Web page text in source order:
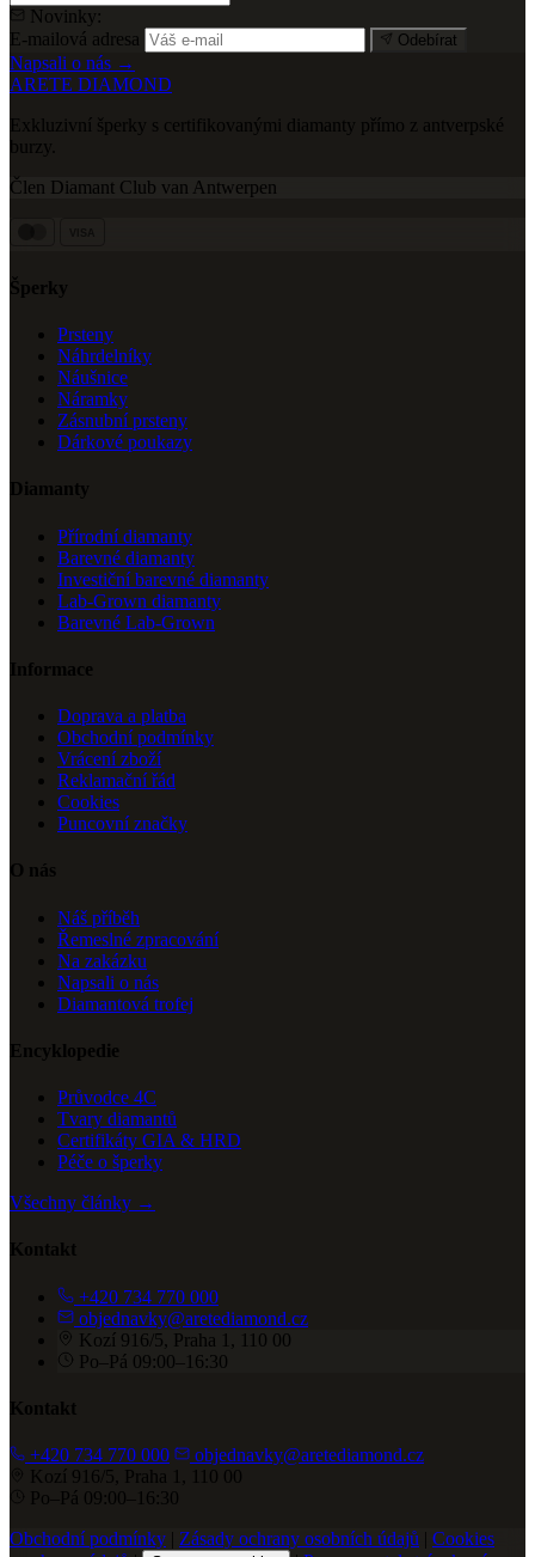
Novinky:
E-mailová adresa
Odebírat
Napsali o nás →
ARETE DIAMOND
Exkluzivní šperky s certifikovanými diamanty přímo z antverpské
burzy.
Člen Diamant Club van Antwerpen
Šperky
Prsteny
Náhrdelníky
Náušnice
Náramky
Zásnubní prsteny
Dárkové poukazy
Diamanty
Přírodní diamanty
Barevné diamanty
Investiční barevné diamanty
Lab-Grown diamanty
Barevné Lab-Grown
Informace
Doprava a platba
Obchodní podmínky
Vrácení zboží
Reklamační řád
Cookies
Puncovní značky
O nás
Náš příběh
Řemeslné zpracování
Na zakázku
Napsali o nás
Diamantová trofej
Encyklopedie
Průvodce 4C
Tvary diamantů
Certifikáty GIA & HRD
Péče o šperky
Všechny články →
Kontakt
+420 734 770 000
objednavky@aretediamond.cz
Kozí 916/5, Praha 1, 110 00
Po–Pá 09:00–16:30
Kontakt
+420 734 770 000
objednavky@aretediamond.cz
Kozí 916/5, Praha 1, 110 00
Po–Pá 09:00–16:30
Obchodní podmínky | Zásady ochrany osobních údajů | Cookies